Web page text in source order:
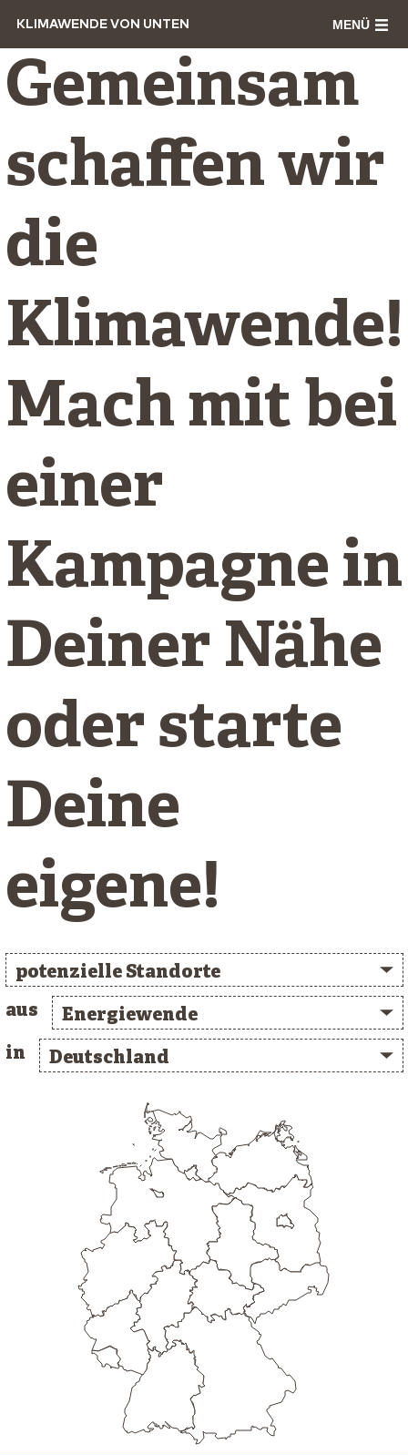
KLIMAWENDE VON UNTEN MENÜ
Gemeinsam
schaffen wir
die
Klimawende!
Mach mit bei
einer
Kampagne in
Deiner Nähe
oder starte
Deine
eigene!
potenzielle Standorte
aus
Energiewende
in
Deutschland